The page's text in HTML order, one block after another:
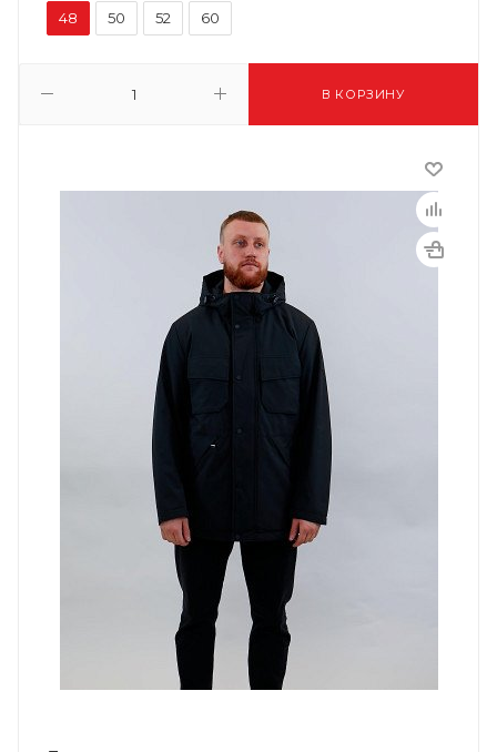
В КОРЗИНУ
48 50 52 60